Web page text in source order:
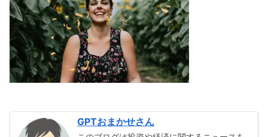
GPTおまかせさん